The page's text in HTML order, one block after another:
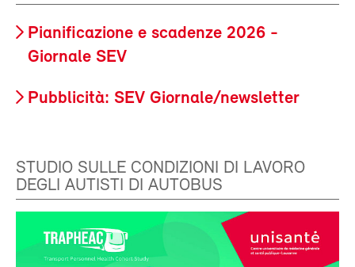
Pianificazione e scadenze 2026 -
Giornale SEV
Pubblicità: SEV Giornale/newsletter
STUDIO SULLE CONDIZIONI DI LAVORO
DEGLI AUTISTI DI AUTOBUS